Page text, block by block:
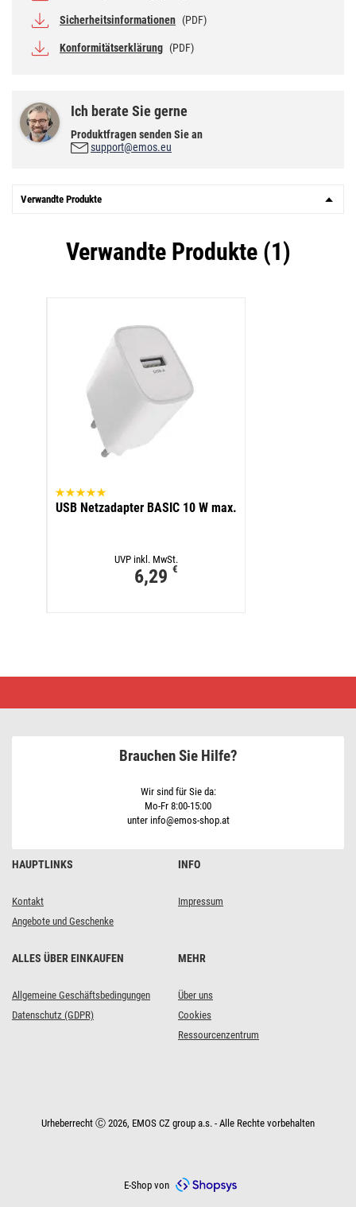
Sicherheitsinformationen (PDF)
Konformitätserklärung (PDF)
Ich berate Sie gerne
Produktfragen senden Sie an
support@emos.eu
Verwandte Produkte
Verwandte Produkte (1)
USB Netzadapter BASIC 10 W max.
UVP inkl. MwSt.
6,29 €
+
HAUPTLINKS
Kontakt
Angebote und Geschenke
INFO
Impressum
ALLES ÜBER EINKAUFEN
Allgemeine Geschäftsbedingungen
Datenschutz (GDPR)
MEHR
Über uns
Cookies
Ressourcenzentrum
Brauchen Sie Hilfe?
Wir sind für Sie da:
Mo-Fr 8:00-15:00
unter info@emos-shop.at
Urheberrecht Ⓒ 2026, EMOS CZ group a.s. - Alle Rechte vorbehalten
E-Shop von